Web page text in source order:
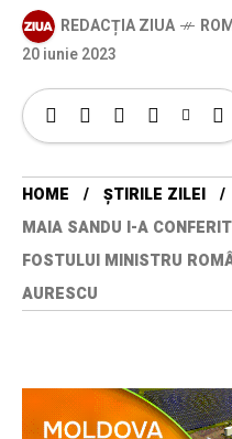
REDACȚIA ZIUA
20 iunie 2023
HOME
ȘTIRILE ZILEI
MAIA SANDU I-A
FOSTULUI MINISTRU
AURESCU